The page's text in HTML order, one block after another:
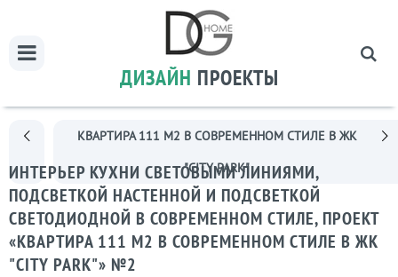
ДИЗАЙН ПРОЕКТЫ
КВАРТИРА 111 М2 В СОВРЕМЕННОМ СТИЛЕ В ЖК
"CITY PARK"
ИНТЕРЬЕР КУХНИ CВЕТОВЫМИ ЛИНИЯМИ,
ПОДСВЕТКОЙ НАСТЕННОЙ И ПОДСВЕТКОЙ
СВЕТОДИОДНОЙ В СОВРЕМЕННОМ СТИЛЕ, ПРОЕКТ
«КВАРТИРА 111 М2 В СОВРЕМЕННОМ СТИЛЕ В ЖК
"CITY PARK"» №2